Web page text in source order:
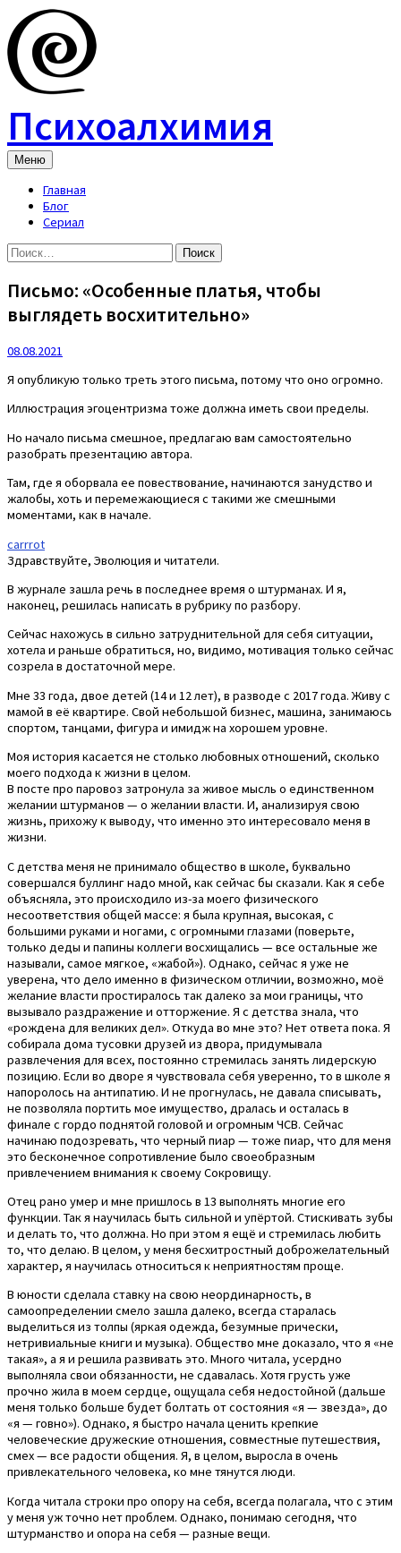
Skip
to
content
Психоалхимия
Меню
Главная
Блог
Сериал
Найти:
Письмо: «Особенные платья, чтобы
выглядеть восхитительно»
08.08.2021
Я опубликую только треть этого письма, потому что оно огромно.
Иллюстрация эгоцентризма тоже должна иметь свои пределы.
Но начало письма смешное, предлагаю вам самостоятельно
разобрать презентацию автора.
Там, где я оборвала ее повествование, начинаются занудство и
жалобы, хоть и перемежающиеся с такими же смешными
моментами, как в начале.
carrrot
Здравствуйте, Эволюция и читатели.
В журнале зашла речь в последнее время о штурманах. И я,
наконец, решилась написать в рубрику по разбору.
Сейчас нахожусь в сильно затруднительной для себя ситуации,
хотела и раньше обратиться, но, видимо, мотивация только сейчас
созрела в достаточной мере.
Мне 33 года, двое детей (14 и 12 лет), в разводе с 2017 года. Живу с
мамой в её квартире. Свой небольшой бизнес, машина, занимаюсь
спортом, танцами, фигура и имидж на хорошем уровне.
Моя история касается не столько любовных отношений, сколько
моего подхода к жизни в целом.
В посте про паровоз затронула за живое мысль о единственном
желании штурманов — о желании власти. И, анализируя свою
жизнь, прихожу к выводу, что именно это интересовало меня в
жизни.
С детства меня не принимало общество в школе, буквально
совершался буллинг надо мной, как сейчас бы сказали. Как я себе
объясняла, это происходило из-за моего физического
несоответствия общей массе: я была крупная, высокая, с
большими руками и ногами, с огромными глазами (поверьте,
только деды и папины коллеги восхищались — все остальные же
называли, самое мягкое, «жабой»). Однако, сейчас я уже не
уверена, что дело именно в физическом отличии, возможно, моё
желание власти простиралось так далеко за мои границы, что
вызывало раздражение и отторжение. Я с детства знала, что
«рождена для великих дел». Откуда во мне это? Нет ответа пока. Я
собирала дома тусовки друзей из двора, придумывала
развлечения для всех, постоянно стремилась занять лидерскую
позицию. Если во дворе я чувствовала себя уверенно, то в школе я
напоролось на антипатию. И не прогнулась, не давала списывать,
не позволяла портить мое имущество, дралась и осталась в
финале с гордо поднятой головой и огромным ЧСВ. Сейчас
начинаю подозревать, что черный пиар — тоже пиар, что для меня
это бесконечное сопротивление было своеобразным
привлечением внимания к своему Сокровищу.
Отец рано умер и мне пришлось в 13 выполнять многие его
функции. Так я научилась быть сильной и упёртой. Стискивать зубы
и делать то, что должна. Но при этом я ещё и стремилась любить
то, что делаю. В целом, у меня бесхитростный доброжелательный
характер, я научилась относиться к неприятностям проще.
В юности сделала ставку на свою неординарность, в
самоопределении смело зашла далеко, всегда старалась
выделиться из толпы (яркая одежда, безумные прически,
нетривиальные книги и музыка). Общество мне доказало, что я «не
такая», а я и решила развивать это. Много читала, усердно
выполняла свои обязанности, не сдавалась. Хотя грусть уже
прочно жила в моем сердце, ощущала себя недостойной (дальше
меня только больше будет болтать от состояния «я — звезда», до
«я — говно»). Однако, я быстро начала ценить крепкие
человеческие дружеские отношения, совместные путешествия,
смех — все радости общения. Я, в целом, выросла в очень
привлекательного человека, ко мне тянутся люди.
Когда читала строки про опору на себя, всегда полагала, что с этим
у меня уж точно нет проблем. Однако, понимаю сегодня, что
штурманство и опора на себя — разные вещи.